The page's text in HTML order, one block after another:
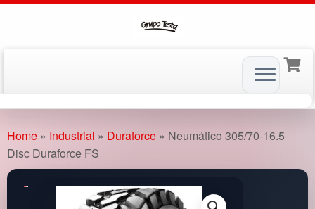
to
content
Home » Industrial » Duraforce » Neumático 305/70-16.5
Disc Duraforce FS